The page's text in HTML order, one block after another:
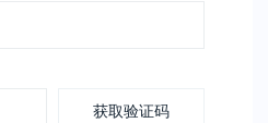
获取验证码